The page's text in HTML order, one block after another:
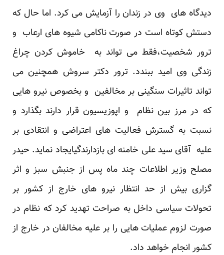
دیدگاه های وی در زندان را آزمایش می کرد. اما حال که
دستش کوتاه است در صورت ناکامی شیوه های ارعاب و
ترور شخصیت،فقط می تواند به خاموش کردن چراغ
زندگی وی امید ببندد. ترور دکتر سروش همچنین می
تواند تاثیرات سنگینی بر مخالفین و بخصوص نیرو هایی
که در مرز بین نظام و اپوزیسیون قرار دارند بگذارد و
نسبت به گسترش فعالیت های اعتراضی و انتقادی بر
علیه آقای سید علی خامنه ای بازدارندگیایجاد نماید. حیدر
مصلح وزیر اطلاعات چند ماه پس از جنبش سبز و اثر
گزاری بیش از حد انتظار نیرو های خارج از کشور بر
تحولات سیاسی داخل به صراحت تهدید کرد که نظام در
صورت لزوم عملیات هایی را بر علیه مخالفان در خارج از
کشور انجام خواهد داد.